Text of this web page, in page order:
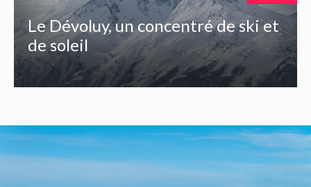
Le Dévoluy, un concentré de ski et
de soleil